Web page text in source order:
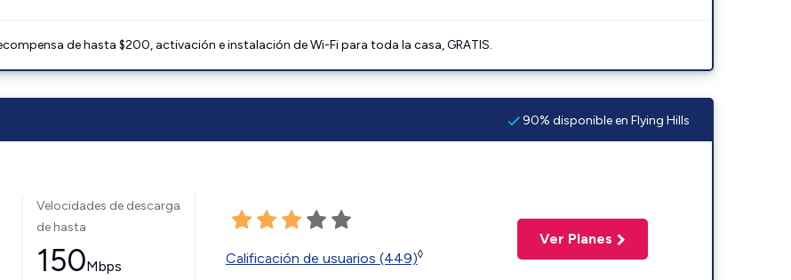
de hasta $200, activación e instalación de Wi-Fi para toda la casa, GRATIS.
90% disponible en Flying Hills
Velocidades de descarga
de hasta
150Mbps Calificación de usuarios (449)◊
Ver Planes